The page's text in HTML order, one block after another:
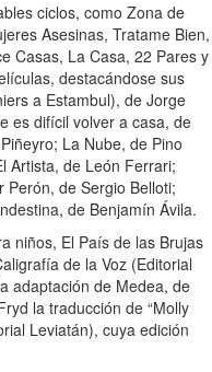
ciclos, como Zona de
Asesinas, Tratame Bien,
Casas, La Casa, 22 Pares y
destacándose sus
a Estambul), de Jorge
es difícil volver a casa, de
La Nube, de Pino
Artista, de León Ferrari;
Perón, de Sergio Belloti;
de Benjamín Ávila.
niños, El País de las Brujas
de la Voz (Editorial
adaptación de Medea, de
la traducción de “Molly
Leviatán), cuya edición